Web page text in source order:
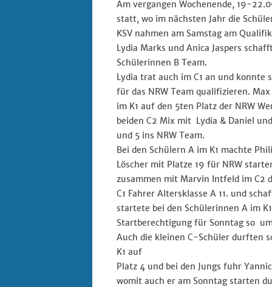
Am vergangen Wochenende, 19-
statt, wo im nächsten Jahr die
KSV nahmen am Samstag am
Lydia Marks und Anica Jaspers
Schülerinnen B Team.
Lydia trat auch im C1 an und
für das NRW Team qualifizieren.
im K1 auf den 5ten Platz der NRW
beiden C2 Mix mit Lydia & Daniel
und 5 ins NRW Team.
Bei den Schülern A im K1 machte
Löscher mit Platze 19 für NRW
zusammen mit Marvin Intfeld im C2
C1 Fahrer Altersklasse A 11. und
startete bei den Schülerinnen A im
Startberechtigung für Sonntag so
Auch die kleinen C-Schüler durften
K1 auf
Platz 4 und bei den Jungs fuhr
womit auch er am Sonntag starten